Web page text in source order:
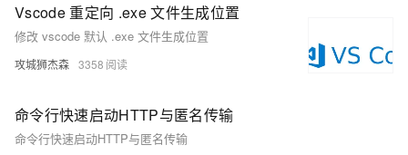
Vscode 重定向 .exe 文件生成位置
修改 vscode 默认 .exe 文件生成位置
攻城狮杰森 3358
命令行快速启动HTTP与匿名传输
命令行快速启动HTTP与匿名传输